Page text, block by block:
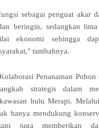
sebagai penguat akar
beringin, sedangkan
ekonomi sehingga
tambahnya.
Penanaman
strategis dalam
hulu Merapi.
hanya mendukung
juga memberikan